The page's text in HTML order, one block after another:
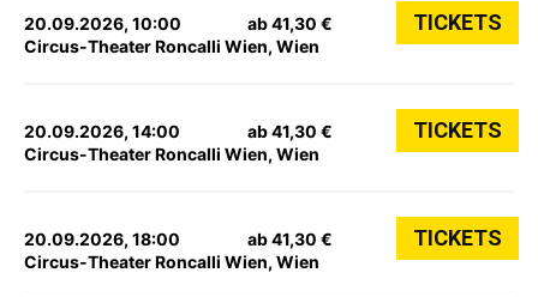
20.09.2026, 10:00
Circus-Theater Roncalli Wien, Wien
ab 41,30 € TICKETS
20.09.2026, 14:00
Circus-Theater Roncalli Wien, Wien
ab 41,30 € TICKETS
20.09.2026, 18:00
Circus-Theater Roncalli Wien, Wien
ab 41,30 € TICKETS